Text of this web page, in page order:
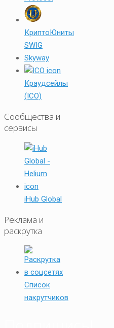
КриптоЮниты
SWIG
Skyway
Краудсейлы
(ICO)
Сообщества и
сервисы
iHub Global
Реклама и
раскрутка
Список
накрутчиков